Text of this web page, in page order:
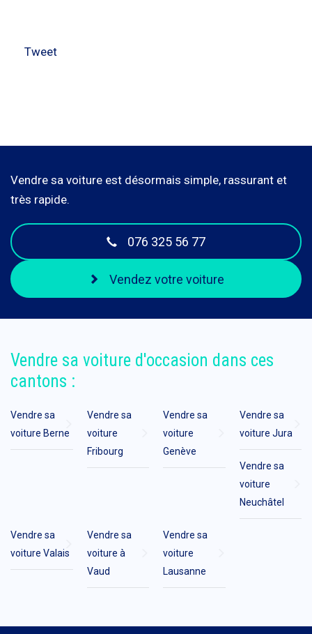
Tweet
Vendre sa voiture est désormais simple, rassurant et
très rapide.
076 325 56 77
Vendez votre voiture
Vendre sa voiture d'occasion dans ces
cantons :
Vendre sa
voiture Berne
Vendre sa
voiture
Fribourg
Vendre sa
voiture
Genève
Vendre sa
voiture Jura
Vendre sa
voiture
Neuchâtel
Vendre sa
voiture Valais
Vendre sa
voiture à
Vaud
Vendre sa
voiture
Lausanne